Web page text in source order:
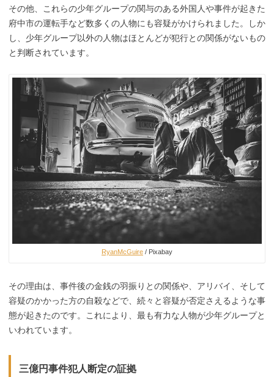
その他、これらの少年グループの関与のある外国人や事件が起きた
府中市の運転手など数多くの人物にも容疑がかけられました。しか
し、少年グループ以外の人物はほとんどが犯行との関係がないもの
と判断されています。
RyanMcGuire / Pixabay
その理由は、事件後の金銭の羽振りとの関係や、アリバイ、そして
容疑のかかった方の自殺などで、続々と容疑が否定さえるような事
態が起きたのです。これにより、最も有力な人物が少年グループと
いわれています。
三億円事件犯人断定の証拠